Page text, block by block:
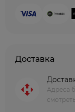
Доставка
Адреса